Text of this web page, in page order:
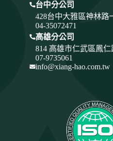
台中分公司
428台中大雅區神林路
04-35072471
高雄分公司
814 高雄市仁武區鳳
07-9735061
info@xiang-hao.com.tw